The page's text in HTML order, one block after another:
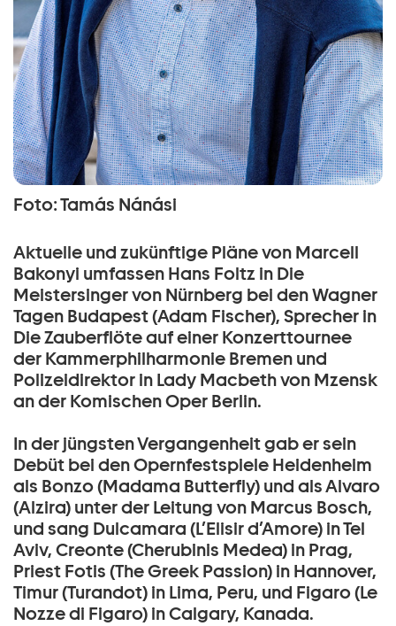
Foto: Tamás Nánási
Aktuelle und zukünftige Pläne von Marcell
Bakonyi umfassen Hans Foltz in Die
Meistersinger von Nürnberg bei den Wagner
Tagen Budapest (Adam Fischer), Sprecher in
Die Zauberflöte auf einer Konzerttournee
der Kammerphilharmonie Bremen und
Polizeidirektor in Lady Macbeth von Mzensk
an der Komischen Oper Berlin.
In der jüngsten Vergangenheit gab er sein
Debüt bei den Opernfestspiele Heidenheim
als Bonzo (Madama Butterfly) und als Alvaro
(Alzira) unter der Leitung von Marcus Bosch,
und sang Dulcamara (L’Elisir d’Amore) in Tel
Aviv, Creonte (Cherubinis Medea) in Prag,
Priest Fotis (The Greek Passion) in Hannover,
Timur (Turandot) in Lima, Peru, und Figaro (Le
Nozze di Figaro) in Calgary, Kanada.